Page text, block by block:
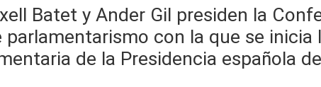
Batet y Ander Gil presiden la
parlamentarismo con la que se inicia
de la Presidencia española